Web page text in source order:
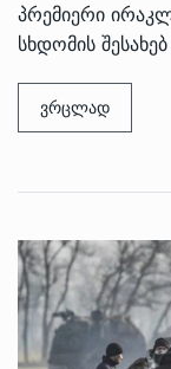
პრემიერი
სხდომის
ვრცლად